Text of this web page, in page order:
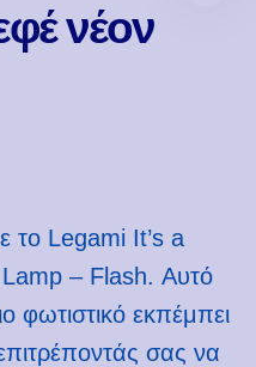
νέον
το Legami It’s a
– Flash. Αυτό
φωτιστικό εκπέμπει
σας να